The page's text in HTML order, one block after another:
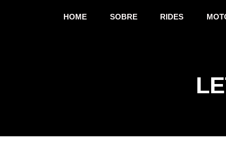
HOME SOBRE RIDES